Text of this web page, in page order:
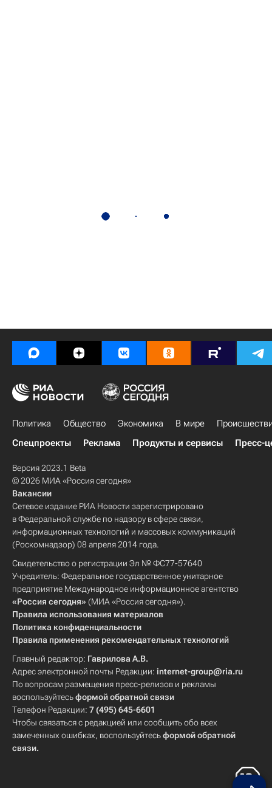
Политика Общество Экономика В мире
Спецпроекты
Реклама Продукты и сервисы Пресс-
Версия 2023.1 Beta
© 2026 МИА «Россия сегодня»
Вакансии
Сетевое издание РИА Новости зарегистрировано
в Федеральной службе по надзору в сфере связи,
информационных технологий и массовых коммуникаций
(Роскомнадзор) 08 апреля 2014 года.
Свидетельство о регистрации Эл № ФС77-57640
Учредитель: Федеральное государственное унитарное
предприятие Международное информационное агентство
«Россия сегодня» (МИА «Россия сегодня»).
Правила использования материалов
Политика конфиденциальности
Правила применения рекомендательных технологий
Главный редактор: Гаврилова А.В.
Адрес электронной почты Редакции: internet-group@ria.ru
По вопросам размещения пресс-релизов и рекламы
воспользуйтесьформой обратной связи
Телефон Редакции: 7 (495) 645-6601
Чтобы связаться с редакцией или сообщить обо всех
замеченных ошибках, воспользуйтесьформой обратной
связи.